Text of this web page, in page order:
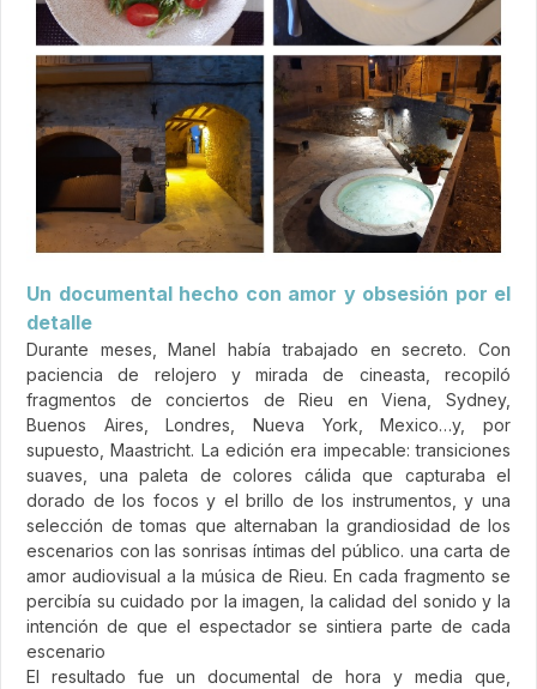
Un documental hecho con amor y obsesión por el
detalle
Durante meses, Manel había trabajado en secreto. Con
paciencia de relojero y mirada de cineasta, recopiló
fragmentos de conciertos de Rieu en Viena, Sydney,
Buenos Aires, Londres, Nueva York, Mexico…y, por
supuesto, Maastricht. La edición era impecable: transiciones
suaves, una paleta de colores cálida que capturaba el
dorado de los focos y el brillo de los instrumentos, y una
selección de tomas que alternaban la grandiosidad de los
escenarios con las sonrisas íntimas del público. una carta de
amor audiovisual a la música de Rieu. En cada fragmento se
percibía su cuidado por la imagen, la calidad del sonido y la
intención de que el espectador se sintiera parte de cada
escenario
El resultado fue un documental de hora y media que,